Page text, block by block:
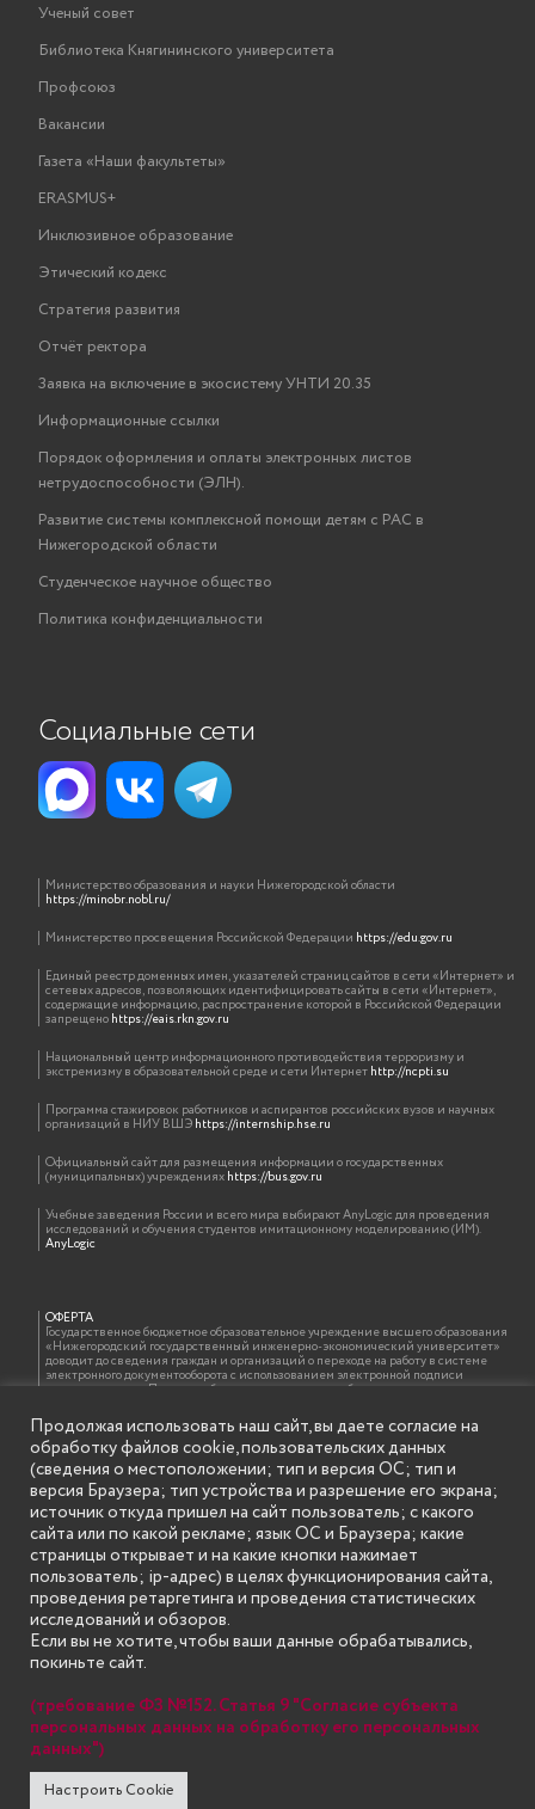
Ученый совет
Библиотека Княгининского университета
Профсоюз
Вакансии
Газета «Наши факультеты»
ERASMUS+
Инклюзивное образование
Этический кодекс
Стратегия развития
Отчёт ректора
Заявка на включение в экосистему УНТИ 20.35
Информационные ссылки
Порядок оформления и оплаты электронных листов
нетрудоспособности (ЭЛН).
Развитие системы комплексной помощи детям с РАС в
Нижегородской области
Студенческое научное общество
Политика конфиденциальности
Социальные сети
Министерство образования и науки Нижегородской области
https://minobr.nobl.ru/
Министерство просвещения Российской Федерации https://edu.gov.ru
Единый реестр доменных имен, указателей страниц сайтов в сети «Интернет» и
сетевых адресов, позволяющих идентифицировать сайты в сети «Интернет»,
содержащие информацию, распространение которой в Российской Федерации
запрещеноhttps://eais.rkn.gov.ru
Национальный центр информационного противодействия терроризму и
экстремизму в образовательной среде и сети Интернетhttp://ncpti.su
Программа стажировок работников и аспирантов российских вузов и научных
организаций в НИУ ВШЭhttps://internship.hse.ru
Официальный сайт для размещения информации о государственных
(муниципальных) учрежденияхhttps://bus.gov.ru
Учебные заведения России и всего мира выбирают AnyLogic для проведения
исследований и обучения студентов имитационному моделированию (ИМ).
AnyLogic
ОФЕРТА
Государственное бюджетное образовательное учреждение высшего образования
«Нижегородский государственный инженерно-экономический университет»
доводит до сведения граждан и организаций о переходе на работу в системе
электронного документооборота с использованием электронной подписи
должностных лиц. При этом обращаем внимание, что бумажная копия документа,
оформляется на бланке образовательной организации с проставлением отметки
об электронной подписи должностного лица в соответствии с требованиями ГОСТ
Р 7.0.97-2016 «Организационно-распорядительная документация. Требования к
оформлению документов»
ИНФОРМАЦИЯ ДЛЯ ПРАВООБЛАДАТЕЛЕЙ
Все права на аудио и видео материалы, представленные на нашем сайте
принадлежат их законным владельцам и предназначены только для ознакомления.
Наличие материалов на сайте никаким образом не претендует на обозначение
нашего авторского права на данные материалы. Авторы не несут ответственности
за возможные последствия использования их в целях, запрещенных Уголовным
Кодексом Российской Федерации. Если вы соглашаетесь с указанными
условиями, то можете приступить к просмотру материалов. Иначе вы должны
немедленно покинуть сайт. Все материалы, размещенные на сайте, взяты с
открытых (общедоступных) источников. Если Вы являетесь правообладателем
информация распространялась без Вашего на то согласия, то мы будем рады
оказать Вам содействие, удалив соответствующие страницы. Для этого достаточно,
чтобы вы прислали нам письмо (в электронном виде) с E-mail официального
почтового домена компании правообладателя, в котором указали ссылки на
страницы сайта, которые необходимо удалить.
Продолжая использовать наш сайт, вы даете согласие на
обработку файлов cookie, пользовательских данных
(сведения о местоположении; тип и версия ОС; тип и
версия Браузера; тип устройства и разрешение его экрана;
источник откуда пришел на сайт пользователь; с какого
сайта или по какой рекламе; язык ОС и Браузера; какие
страницы открывает и на какие кнопки нажимает
пользователь; ip-адрес) в целях функционирования сайта,
проведения ретаргетинга и проведения статистических
исследований и обзоров.
Если вы не хотите, чтобы ваши данные обрабатывались,
покиньте сайт.
(требование ФЗ №152. Статья 9 "Согласие субъекта
персональных данных на обработку его персональных
данных")
Настроить Cookie